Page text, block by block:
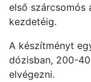
első szárcsomós
kezdetéig.
A készítményt
dózisban, 200-
elvégezni.